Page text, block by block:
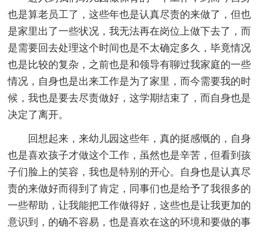
也是算老员工了，这些年也是认真尽责的来做了，但也
是家里出了一些状况，我无法再在岗位上做下去了，而
是需要回去处理这个时间也是不太确定多久，毕竟情况
也是比较的复杂，之前也是和领导有聊过我家庭的一些
情况，自身也是出来工作是为了家里，而今需要我的时
候，我也是要去尽责做好，这学期结束了，而自身也是
决定了离开。
回想起来，来幼儿园这些年，真的挺感慨的，自身
也是喜欢孩子才做这个工作，虽然也是辛苦，但看到孩
子们脸上的笑容，我也是特别的开心。自身也是认真尽
责的来做好而得到了肯定，同事们也是给予了我很多的
一些帮助，让我能把工作做得好，这些也是让我更加的
意识到，的确不容易，也是喜欢在这的环境和要做的事